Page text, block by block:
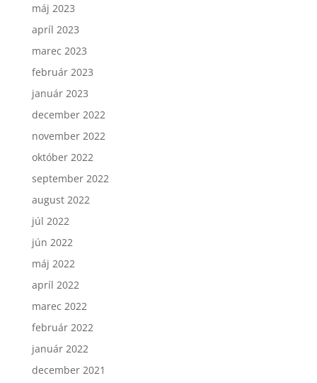
máj 2023
apríl 2023
marec 2023
február 2023
január 2023
december 2022
november 2022
október 2022
september 2022
august 2022
júl 2022
jún 2022
máj 2022
apríl 2022
marec 2022
február 2022
január 2022
december 2021